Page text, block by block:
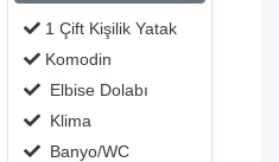
1 Çift Kişilik Yatak
Komodin
Elbise Dolabı
Klima
Banyo/WC